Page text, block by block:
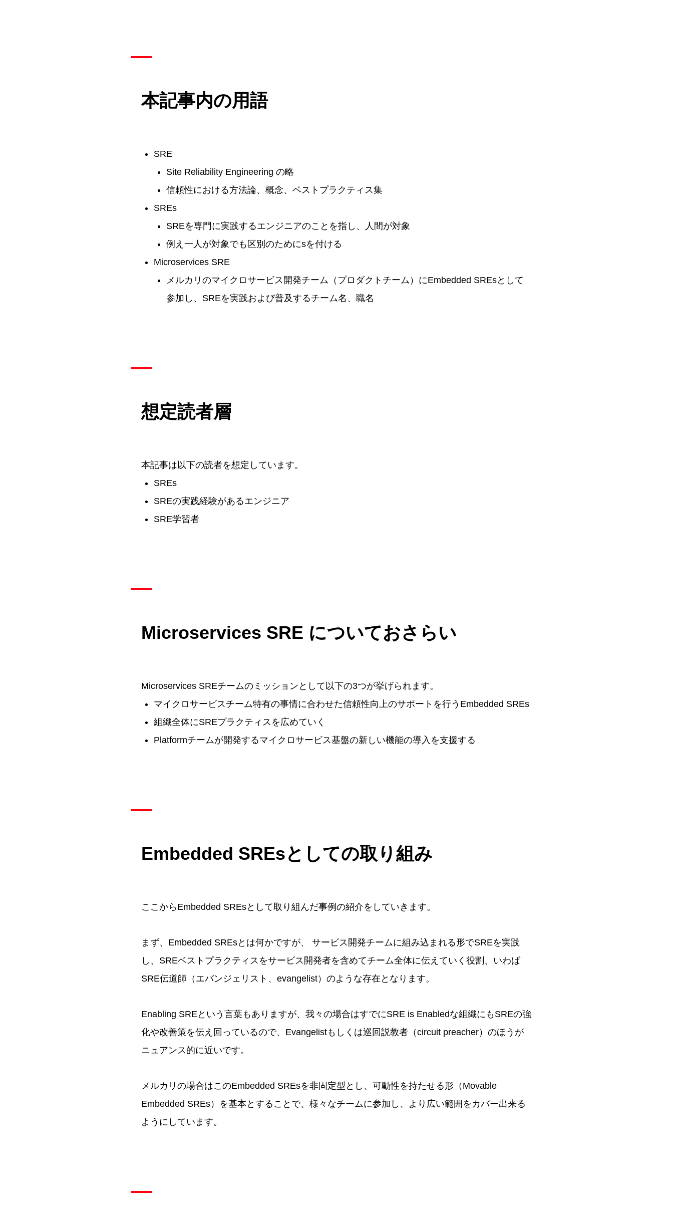
本記事内の用語
SRE
Site Reliability Engineering の略
信頼性における方法論、概念、ベストプラクティス集
SREs
SREを専門に実践するエンジニアのことを指し、人間が対象
例え一人が対象でも区別のためにsを付ける
Microservices SRE
メルカリのマイクロサービス開発チーム（プロダクトチーム）にEmbedded SREsとして
参加し、SREを実践および普及するチーム名、職名
想定読者層
本記事は以下の読者を想定しています。
SREs
SREの実践経験があるエンジニア
SRE学習者
Microservices SRE についておさらい
Microservices SREチームのミッションとして以下の3つが挙げられます。
マイクロサービスチーム特有の事情に合わせた信頼性向上のサポートを行うEmbedded SREs
組織全体にSREプラクティスを広めていく
Platformチームが開発するマイクロサービス基盤の新しい機能の導入を支援する
Embedded SREsとしての取り組み
ここからEmbedded SREsとして取り組んだ事例の紹介をしていきます。
まず、Embedded SREsとは何かですが、 サービス開発チームに組み込まれる形でSREを実践
し、SREベストプラクティスをサービス開発者を含めてチーム全体に伝えていく役割、いわば
SRE伝道師（エバンジェリスト、evangelist）のような存在となります。
Enabling SREという言葉もありますが、我々の場合はすでにSRE is Enabledな組織にもSREの強
化や改善策を伝え回っているので、Evangelistもしくは巡回説教者（circuit preacher）のほうが
ニュアンス的に近いです。
メルカリの場合はこのEmbedded SREsを非固定型とし、可動性を持たせる形（Movable
Embedded SREs）を基本とすることで、様々なチームに参加し、より広い範囲をカバー出来る
ようにしています。